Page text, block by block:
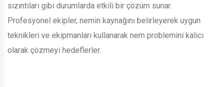
sızıntıları gibi durumlarda etkili bir çözüm sunar.
Profesyonel ekipler, nemin kaynağını belirleyerek uygun
teknikleri ve ekipmanları kullanarak nem problemini kalıcı
olarak çözmeyi hedeflerler.